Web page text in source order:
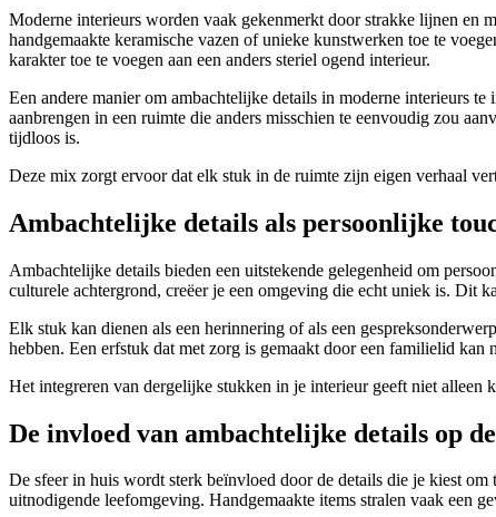
Moderne interieurs worden vaak gekenmerkt door strakke lijnen en
handgemaakte keramische vazen of unieke kunstwerken toe te
karakter toe te voegen aan een anders steriel ogend interieur.
Een andere manier om ambachtelijke details in moderne interieurs
aanbrengen in een ruimte die anders misschien te eenvoudig zou
tijdloos is.
Deze mix zorgt ervoor dat elk stuk in de ruimte zijn eigen verhaal
Ambachtelijke details als persoonlijke
Ambachtelijke details bieden een uitstekende gelegenheid om
culturele achtergrond, creëer je een omgeving die echt uniek is. Dit
Elk stuk kan dienen als een herinnering of als een
hebben. Een erfstuk dat met zorg is gemaakt door een familielid
Het integreren van dergelijke stukken in je interieur geeft niet alleen
De invloed van ambachtelijke details op
De sfeer in huis wordt sterk beïnvloed door de details die je kiest
uitnodigende leefomgeving. Handgemaakte items stralen vaak een